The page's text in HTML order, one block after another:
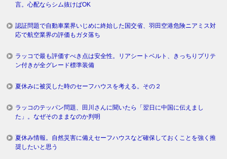
言。心配ならシム抜けばOK
認証問題で自動車業界いじめに終始した国交省、羽田空港危険ニアミス対
応で航空業界の評価もガタ落ち
ラッコで最も評価すべき点は安全性。リアシートベルト、きっちりプリテ
ン付きが全グレード標準装備
夏休みに被災した時のセーフハウスを考える。その２
ラッコのテッパン問題、田川さんに聞いたら「翌日に中国に伝えまし
た」。なぜそのままなのか判明
夏休み情報。自然災害に備えセーフハウスなど確保しておくことを強く推
奨したいと思う